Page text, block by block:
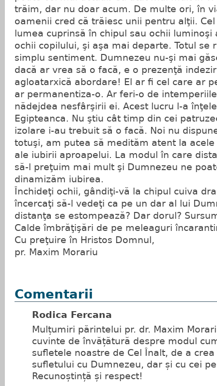
trăim, dar nu doar acum. De multe ori, în
oamenii cred că trăiesc unii pentru alţii.
lumea cuprinsă în chipul sau ochii
ochii copilului, şi aşa mai departe. Totul se
simplu sentiment. Dumnezeu nu-şi mai
dacă ar vrea să o facă, e o prezenţă
agloatarxică abordare! El ar fi cel care ar
ar permanentiza-o. Ar feri-o de
nădejdea nesfârşirii ei. Acest lucru l-a
Egipteanca. Nu ştiu cât timp din cei
izolare i-au trebuit să o facă. Noi nu
totuşi, am putea să medităm atent la
ale iubirii aproapelui. La modul în care
să-l preţuim mai mult şi Dumnezeu ne
dinamizăm iubirea.
Închideţi ochii, gândiţi-vă la chipul cuiva
încercaţi să-l vedeţi ca pe un dar al lui
distanţa se estompează? Dar dorul?
Calde îmbrăţişări de pe meleaguri
Cu preţuire în Hristos Domnul,
pr. Maxim Morariu
Comentarii
Rodica Fercana
Mulțumiri părintelui pr. dr. Maxim
cuvinte de învățătură despre modul
sufletele noastre de Cel Înalt, de a
sufletului cu Dumnezeu, dar și cu cei
Recunoștință și respect!